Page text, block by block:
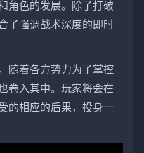
角色的发展。除了打破
了强调战术深度的即时
随着各方势力为了掌控
卷入其中。玩家将会在
的相应的后果，投身一